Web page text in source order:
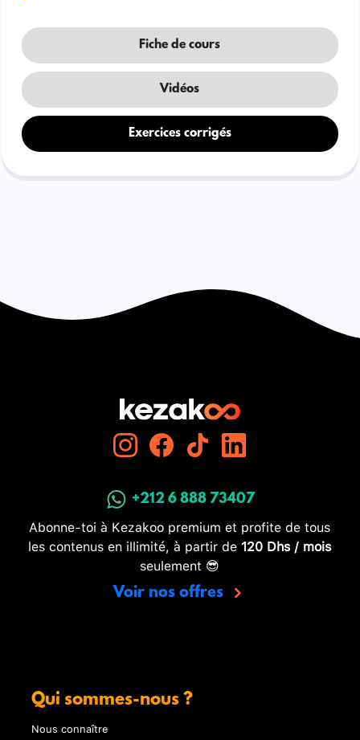
Fiche de cours
Vidéos
Exercices corrigés
+212 6 888 73407
Abonne-toi à Kezakoo premium et profite de tous
les contenus en illimité, à partir de 120 Dhs / mois
seulement 😎
Voir nos offres
Qui sommes-nous ?
Nous connaître